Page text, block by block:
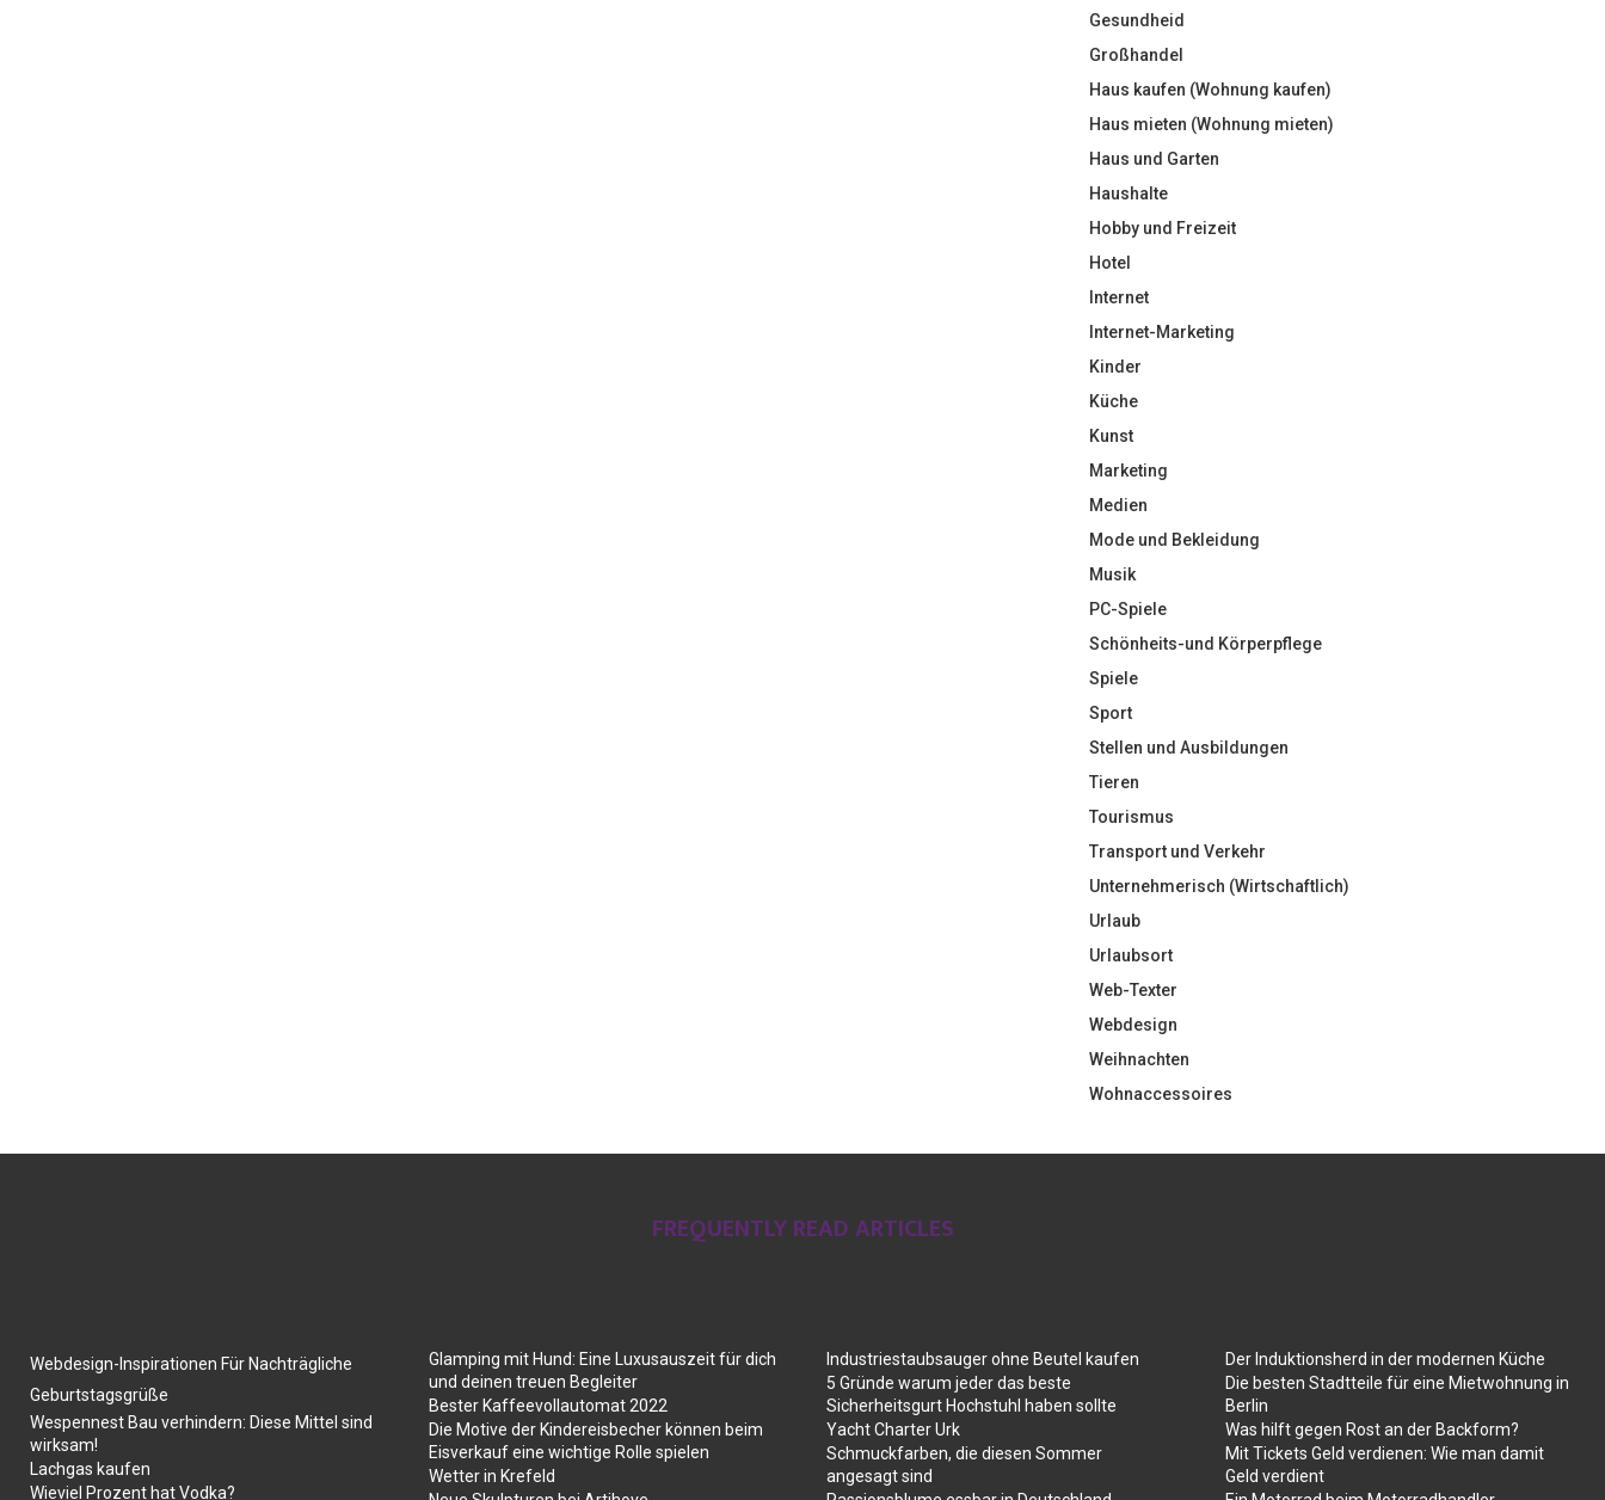
Gesundheid
Großhandel
Haus kaufen (Wohnung kaufen)
Haus mieten (Wohnung mieten)
Haus und Garten
Haushalte
Hobby und Freizeit
Hotel
Internet
Internet-Marketing
Kinder
Küche
Kunst
Marketing
Medien
Mode und Bekleidung
Musik
PC-Spiele
Schönheits-und Körperpflege
Spiele
Sport
Stellen und Ausbildungen
Tieren
Tourismus
Transport und Verkehr
Unternehmerisch (Wirtschaftlich)
Urlaub
Urlaubsort
Web-Texter
Webdesign
Weihnachten
Wohnaccessoires
FREQUENTLY READ ARTICLES
Webdesign-Inspirationen Für Nachträgliche
Geburtstagsgrüße
Wespennest Bau verhindern: Diese Mittel sind
wirksam!
Lachgas kaufen
Wieviel Prozent hat Vodka?
Glamping mit Hund: Eine Luxusauszeit für dich
und deinen treuen Begleiter
Bester Kaffeevollautomat 2022
Die Motive der Kindereisbecher können beim
Eisverkauf eine wichtige Rolle spielen
Wetter in Krefeld
Industriestaubsauger ohne Beutel kaufen
5 Gründe warum jeder das beste
Sicherheitsgurt Hochstuhl haben sollte
Yacht Charter Urk
Schmuckfarben, die diesen Sommer
angesagt sind
Der Induktionsherd in der modernen Küche
Die besten Stadtteile für eine Mietwohnung in
Berlin
Was hilft gegen Rost an der Backform?
Mit Tickets Geld verdienen: Wie man damit
Geld verdient